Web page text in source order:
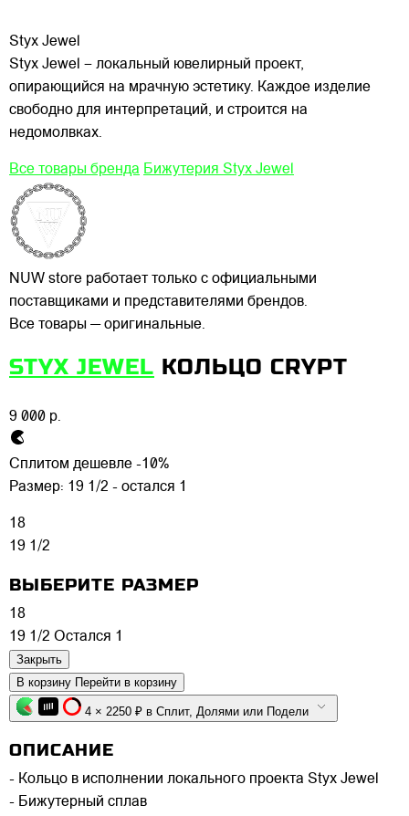
Styx Jewel
Styx Jewel – локальный ювелирный проект,
опирающийся на мрачную эстетику. Каждое изделие
свободно для интерпретаций, и строится на
недомолвках.
Все товары бренда Бижутерия Styx Jewel
NUW store работает только с официальными
поставщиками и представителями брендов.
Все товары — оригинальные.
STYX JEWEL КОЛЬЦО CRYPT
9 000 р.
Сплитом дешевле -10%
Размер: 19 1/2 - остался 1
18
19 1/2
ВЫБЕРИТЕ РАЗМЕР
18
19 1/2 Остался 1
Закрыть
В корзину Перейти в корзину
4 × 2250 ₽ в Сплит, Долями или Подели
ОПИСАНИЕ
- Кольцо в исполнении локального проекта Styx Jewel
- Бижутерный сплав